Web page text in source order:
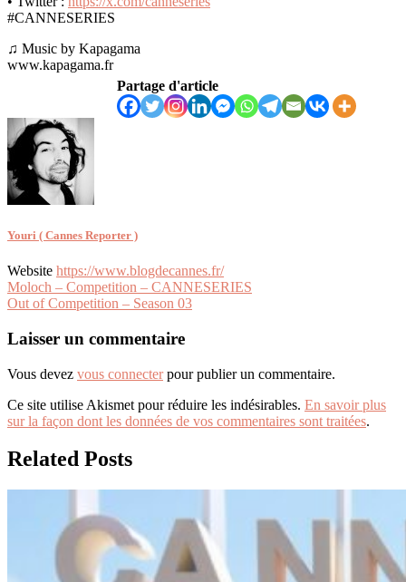
#CANNESERIES
♫ Music by Kapagama
www.kapagama.fr
Partage d'article
Youri ( Cannes Reporter )
Website https://www.blogdecannes.fr/
Navigation
de
l’article
Moloch – Competition – CANNESERIES
Out of Competition – Season 03
Laisser un commentaire
Vous devez vous connecterpour publier un commentaire.
Ce site utilise Akismet pour réduire les indésirables. En savoir plus
sur la façon dont les données de vos commentaires sont traitées.
Related Posts